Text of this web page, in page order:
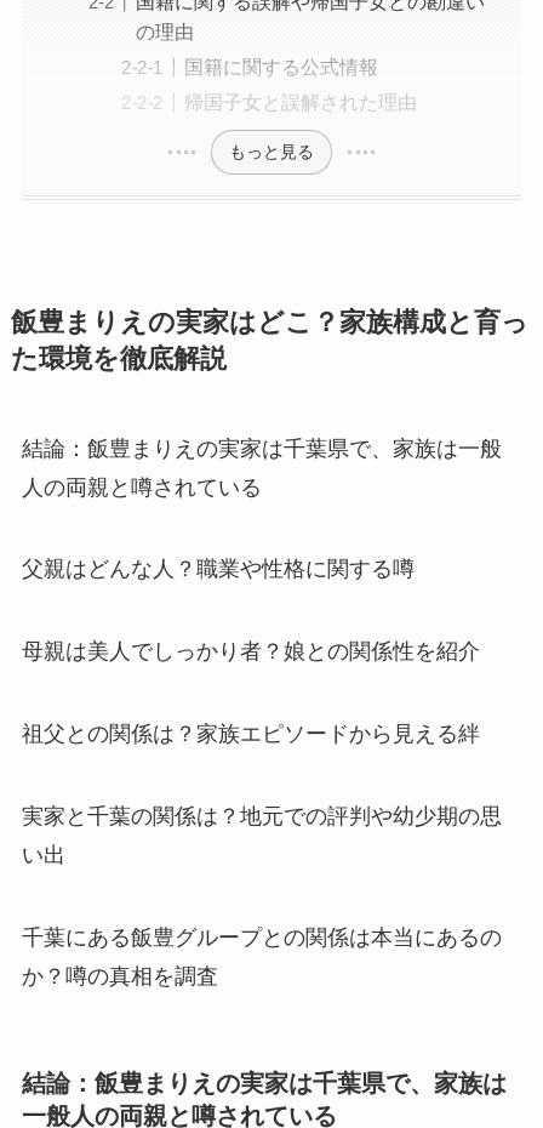
の理由
国籍に関する公式情報
帰国子女と誤解された理由
もっと見る
飯豊まりえの実家はどこ？家族構成と育っ
た環境を徹底解説
結論：飯豊まりえの実家は千葉県で、家族は一般
人の両親と噂されている
父親はどんな人？職業や性格に関する噂
母親は美人でしっかり者？娘との関係性を紹介
祖父との関係は？家族エピソードから見える絆
実家と千葉の関係は？地元での評判や幼少期の思
い出
千葉にある飯豊グループとの関係は本当にあるの
か？噂の真相を調査
結論：飯豊まりえの実家は千葉県で、家族は
一般人の両親と噂されている